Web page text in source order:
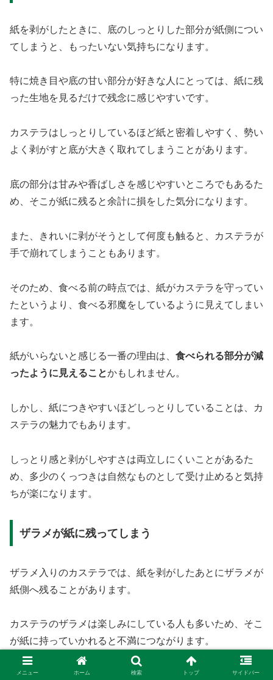
紙を剥がしたときに、底のしっとりした部分が紙側につい
てしまうと、もったいない気持ちになります。
特に焼き目や底の甘い部分が好きな人にとっては、紙に残
った生地を見るだけで残念に感じやすいです。
カステラはしっとりしているほど紙と密着しやすく、勢い
よく剥がすと底が大きく取れてしまうことがあります。
底の部分は甘みや香ばしさを感じやすいところでもあるた
め、そこが紙に残ると余計に損をした気分になります。
また、きれいに剥がそうとして何度も触ると、カステラが
手で崩れてしまうこともあります。
そのため、食べる前の時点では、紙がカステラを守ってい
たというより、食べる邪魔をしているように見えてしまい
ます。
紙がいらないと感じる一番の理由は、 食べられる部分が減
ったように見えることかもしれません。
しかし、紙につきやすいほどしっとりしていることは、カ
ステラの魅力でもあります。
しっとり感と剥がしやすさは両立しにくいことがあるた
め、多少のくっつきは自然なものとして受け止めると気持
ちが楽になります。
ザラメが紙に残ってしまう
ザラメ入りのカステラでは、紙を剥がしたあとにザラメが
紙側へ残ることがあります。
カステラのザラメは楽しみにしている人も多いため、そこ
が紙に持っていかれると不満につながります。
ザラメのじゃりっとした食感は、ふんわりした生地との違
メニュー ホーム 検索 トップ サイドバー